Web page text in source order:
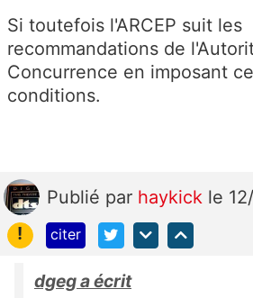
Si toutefois l'ARCEP suit les
recommandations de
Concurrence en imposant
conditions.
Publié par haykick le
!
citer
dgeg a écrit